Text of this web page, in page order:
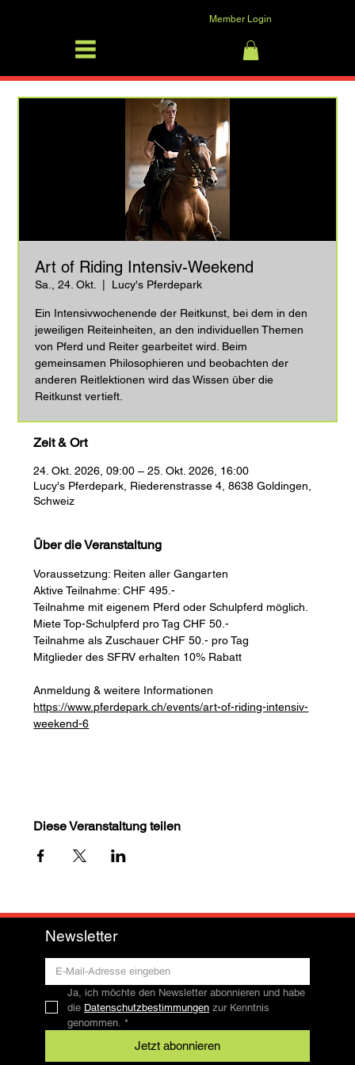
Anmelden
Member Login
Art of Riding Intensiv-Weekend
Sa., 24. Okt.
  |
Lucy's Pferdepark
Ein Intensivwochenende der Reitkunst, bei dem in den
jeweiligen Reiteinheiten, an den individuellen Themen
von Pferd und Reiter gearbeitet wird. Beim
gemeinsamen Philosophieren und beobachten der
anderen Reitlektionen wird das Wissen über die
Reitkunst vertieft.
Zeit & Ort
24. Okt. 2026, 09:00 – 25. Okt. 2026, 16:00
Lucy's Pferdepark, Riederenstrasse 4, 8638 Goldingen,
Schweiz
Über die Veranstaltung
Voraussetzung: Reiten aller Gangarten
Aktive Teilnahme: CHF 495.-
Teilnahme mit eigenem Pferd oder Schulpferd möglich.
Miete Top-Schulpferd pro Tag CHF 50.-
Teilnahme als Zuschauer CHF 50.- pro Tag
Mitglieder des SFRV erhalten 10% Rabatt
Anmeldung & weitere Informationen
https://www.pferdepark.ch/events/art-of-riding-intensiv-
weekend-6
Diese Veranstaltung teilen
Newsletter
Ja, ich möchte den Newsletter abonnieren und habe
die Datenschutzbestimmungen zur Kenntnis
genommen. *
Jetzt abonnieren